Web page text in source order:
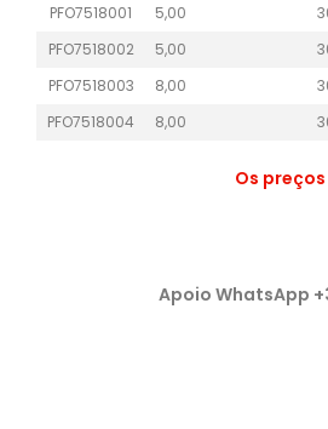
PFO7518001 5,00
PFO7518002
5,00
PFO7518003
8,00
PFO7518004
8,00
Os
Apoio WhatsApp